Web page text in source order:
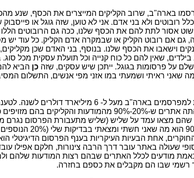
בארה"ב, שרוב הקליקים המייצרים את הכסף, שנע
רובוטים ולא בני אדם. אני לא טוען, שזה גוגל או פייסבוק
אסור לתת להם את הכסף שלנו, ככה גם הרובוטים הללו
אם רובוט הקליק או שבמקרה אדם הקליק. כל עוד יש
וישאבו את הכסף שלנו. בנוסף, בני האדם שכן
שאין להם כל כוח קנייה וכל תועלת עסקית מכל סוג.
על פרסומות בגוגל. ייתכן שיש עסקים, שזה כן הביא
שאני ראיתי ושמעתי במו אזני מפי אנשים, התשלום
על פי מחקר שנערך בארה"ב, הונאות קליקים עולות למפרסמים בארה"ב מעל ל- 6
, שערכה את המחקר, היא זיהתה אתרים ש-20%-90% מהמודעות והקליקים
שהם מצאו עמד על שליש (שליש מתעבורת הפרסום נגרם
רובוטים). מהניסיון האישי שלי, המספר 80% עד
אחת הבעיות העיקריות בענף הפרסום הדיגיטלי
שעולה באתר עובר דרך הרבה צינורות, חלקם אפילו
מודעים לכלל האתרים שבהם רצות המודעות שלהם
רשמי שבו הם מקבלים את כספם בחזרה.